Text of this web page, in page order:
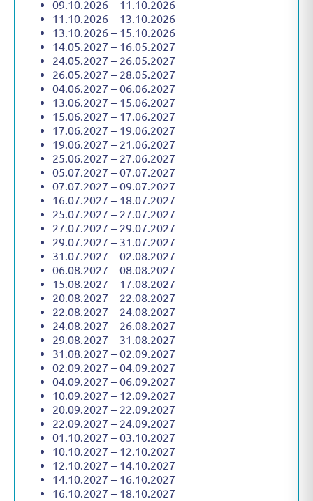
09.10.2026 – 11.10.2026
11.10.2026 – 13.10.2026
13.10.2026 – 15.10.2026
14.05.2027 – 16.05.2027
24.05.2027 – 26.05.2027
26.05.2027 – 28.05.2027
04.06.2027 – 06.06.2027
13.06.2027 – 15.06.2027
15.06.2027 – 17.06.2027
17.06.2027 – 19.06.2027
19.06.2027 – 21.06.2027
25.06.2027 – 27.06.2027
05.07.2027 – 07.07.2027
07.07.2027 – 09.07.2027
16.07.2027 – 18.07.2027
25.07.2027 – 27.07.2027
27.07.2027 – 29.07.2027
29.07.2027 – 31.07.2027
31.07.2027 – 02.08.2027
06.08.2027 – 08.08.2027
15.08.2027 – 17.08.2027
20.08.2027 – 22.08.2027
22.08.2027 – 24.08.2027
24.08.2027 – 26.08.2027
29.08.2027 – 31.08.2027
31.08.2027 – 02.09.2027
02.09.2027 – 04.09.2027
04.09.2027 – 06.09.2027
10.09.2027 – 12.09.2027
20.09.2027 – 22.09.2027
22.09.2027 – 24.09.2027
01.10.2027 – 03.10.2027
10.10.2027 – 12.10.2027
12.10.2027 – 14.10.2027
14.10.2027 – 16.10.2027
16.10.2027 – 18.10.2027